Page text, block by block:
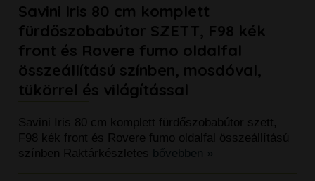
Savini Iris 80 cm komplett
fürdőszobabútor SZETT, F98 kék
front és Rovere fumo oldalfal
összeállítású színben, mosdóval,
tükörrel és világítással
Savini Iris 80 cm komplett fürdőszobabútor szett,
F98 kék front és Rovere fumo oldalfal összeállítású
színben Raktárkészletes
bővebben »